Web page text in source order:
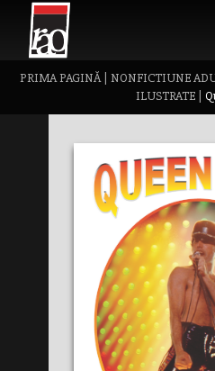
PRIMA PAGINĂ| NONFICTIUNE
ILUSTRATE|